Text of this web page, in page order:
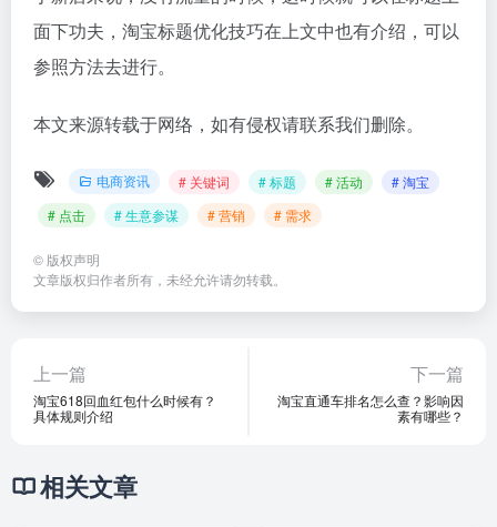
面下功夫，淘宝标题优化技巧在上文中也有介绍，可以
参照方法去进行。
本文来源转载于网络，如有侵权请联系我们删除。
电商资讯 # 关键词 # 标题 # 活动
# 淘宝
# 点击
# 生意参谋 # 营销 # 需求
© 版权声明
文章版权归作者所有，未经允许请勿转载。
上一篇
淘宝618回血红包什么时候有？
具体规则介绍
下一篇
淘宝直通车排名怎么查？影响因
素有哪些？
相关文章